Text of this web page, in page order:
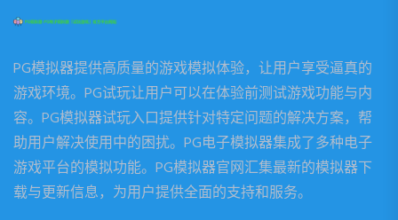
PG模拟器提供高质量的游戏模拟体验，让用户享受逼真的
游戏环境。PG试玩让用户可以在体验前测试游戏功能与内
容。PG模拟器试玩入口提供针对特定问题的解决方案，帮
助用户解决使用中的困扰。PG电子模拟器集成了多种电子
游戏平台的模拟功能。PG模拟器官网汇集最新的模拟器下
载与更新信息，为用户提供全面的支持和服务。